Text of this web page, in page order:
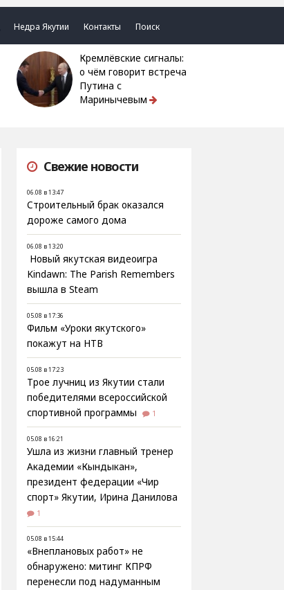
Недра Якутии Контакты Поиск
Кремлёвские сигналы:
о чём говорит встреча
Путина с
Маринычевым
Свежие новости
06.08 в 13:47
Строительный брак оказался
дороже самого дома
06.08 в 13:20
Новый якутская видеоигра
Kindawn: The Parish Remembers
вышла в Steam
05.08 в 17:36
Фильм «Уроки якутского»
покажут на НТВ
05.08 в 17:23
Трое лучниц из Якутии стали
победителями всероссийской
спортивной программы
1
05.08 в 16:21
Ушла из жизни главный тренер
Академии «Кындыкан»,
президент федерации «Чир
спорт» Якутии, Ирина Данилова
1
05.08 в 15:44
«Внеплановых работ» не
обнаружено: митинг КПРФ
перенесли под надуманным